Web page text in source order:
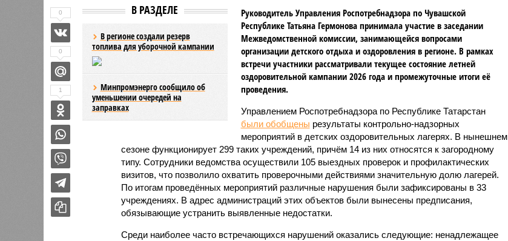
В РАЗДЕЛЕ
В регионе создали резерв
топлива для уборочной кампании
Минпромэнерго сообщило об
уменьшении очередей на
заправках
Руководитель Управления Роспотребнадзора по Чувашской
Республике Татьяна Гермонова принимала участие в заседании
Межведомственной комиссии, занимающейся вопросами
организации детского отдыха и оздоровления в регионе. В рамках
встречи участники рассматривали текущее состояние летней
оздоровительной кампании 2026 года и промежуточные итоги её
проведения.
Управлением Роспотребнадзора по Республике Татарстан
были обобщены результаты контрольно-надзорных
мероприятий в детских оздоровительных лагерях. В нынешнем
сезоне функционирует 299 таких учреждений, причём 14 из них относятся к загородному
типу. Сотрудники ведомства осуществили 105 выездных проверок и профилактических
визитов, что позволило охватить проверочными действиями значительную долю лагерей.
По итогам проведённых мероприятий различные нарушения были зафиксированы в 33
учреждениях. В адрес администраций этих объектов были вынесены предписания,
обязывающие устранить выявленные недостатки.
Среди наиболее часто встречающихся нарушений оказались следующие: ненадлежащее
0
0
1